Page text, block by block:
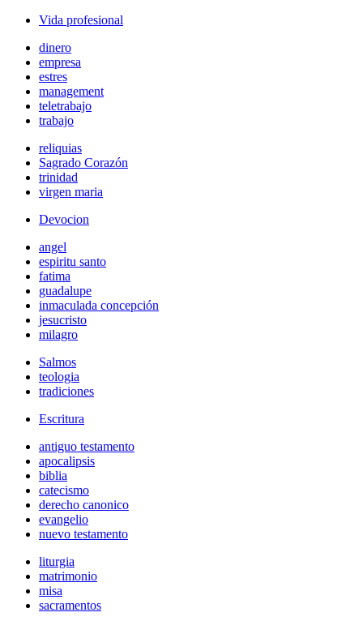
Vida profesional
dinero
empresa
estres
management
teletrabajo
trabajo
reliquias
Sagrado Corazón
trinidad
virgen maria
Devocion
angel
espiritu santo
fatima
guadalupe
inmaculada concepción
jesucristo
milagro
Salmos
teologia
tradiciones
Escritura
antiguo testamento
apocalipsis
biblia
catecismo
derecho canonico
evangelio
nuevo testamento
liturgia
matrimonio
misa
sacramentos